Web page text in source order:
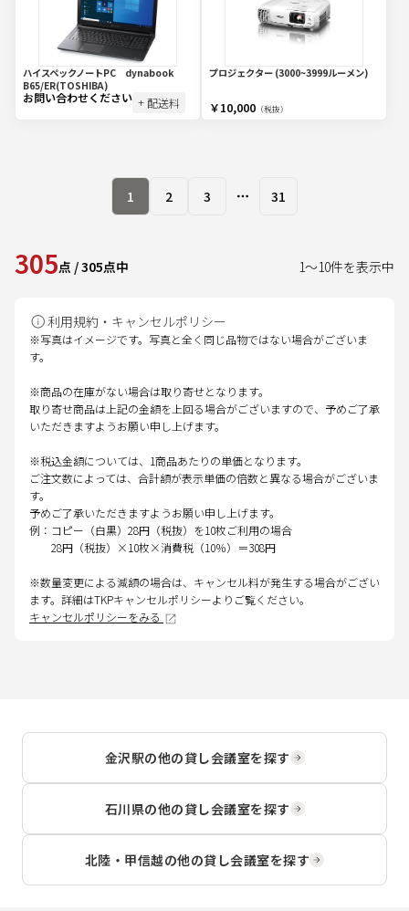
ハイスペックノートPC dynabook
B65/ER(TOSHIBA)
お問い合わせください + 配送料
プロジェクター (3000~3999ルーメン)
￥10,000（税抜）
1 2 3 More pages
31
305点 /305点中 1～10件を表示中
利用規約・キャンセルポリシー
※写真はイメージです。写真と全く同じ品物ではない場合がございま
す。
※商品の在庫がない場合は取り寄せとなります。
取り寄せ商品は上記の金額を上回る場合がございますので、予めご了承
いただきますようお願い申し上げます。
※税込金額については、1商品あたりの単価となります。
ご注文数によっては、合計額が表示単価の倍数と異なる場合がございま
す。
予めご了承いただきますようお願い申し上げます。
例：コピー（白黒）28円（税抜）を10枚ご利用の場合
28円（税抜）×10枚×消費税（10％）＝308円
※数量変更による減額の場合は、キャンセル料が発生する場合がござい
ます。詳細はTKPキャンセルポリシーよりご覧ください。
キャンセルポリシーをみる
金沢駅の他の貸し会議室を探す
石川県の他の貸し会議室を探す
北陸・甲信越の他の貸し会議室を探す